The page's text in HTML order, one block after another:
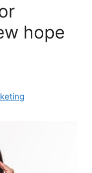
hope